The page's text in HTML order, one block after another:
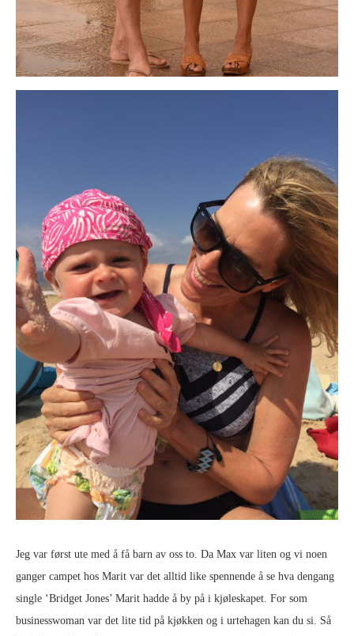
Jeg var først ute med å få barn av oss to. Da Max var liten og vi noen
ganger campet hos Marit var det alltid like spennende å se hva dengang
single ‘Bridget Jones’ Marit hadde å by på i kjøleskapet. For som
businesswoman var det lite tid på kjøkken og i urtehagen kan du si. Så